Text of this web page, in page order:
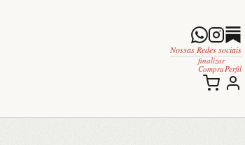
Nossas Redes sociais
finalizar
Compra Perfil